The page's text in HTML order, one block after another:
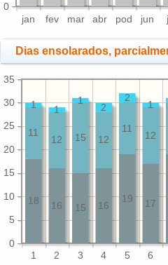
jan fev mar abr pod jun
0
Dias ensolarados,
1 2 3 4 5 6
0
5
10
15
20
25
30
35
17
19
16
15
16
18
12
11
12
15
12
11
1
2
2
1
1
1